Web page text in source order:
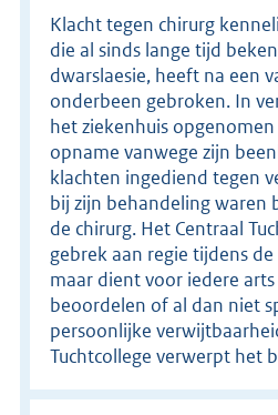
Klacht tegen chirurg
die al sinds lange tijd
dwarslaesie, heeft na een
onderbeen gebroken. In
het ziekenhuis
opname vanwege zijn
klachten ingediend tegen
bij zijn behandeling waren
de chirurg. Het Centraal
gebrek aan regie tijdens
maar dient voor iedere
beoordelen of al dan niet
persoonlijke
Tuchtcollege verwerpt het